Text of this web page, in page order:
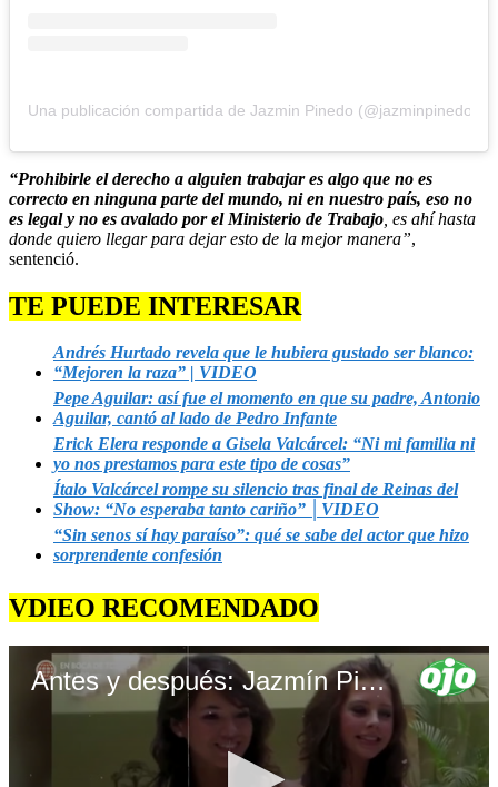
Una publicación compartida de Jazmin Pinedo (@jazminpinedo)
“Prohibirle el derecho a alguien trabajar es algo que no es
correcto en ninguna parte del mundo, ni en nuestro país, eso no
es legal y no es avalado por el Ministerio de Trabajo , es ahí hasta
donde quiero llegar para dejar esto de la mejor manera”,
sentenció.
TE PUEDE INTERESAR
Andrés Hurtado revela que le hubiera gustado ser blanco:
“Mejoren la raza” | VIDEO
Pepe Aguilar: así fue el momento en que su padre, Antonio
Aguilar, cantó al lado de Pedro Infante
Erick Elera responde a Gisela Valcárcel: “Ni mi familia ni
yo nos prestamos para este tipo de cosas”
Ítalo Valcárcel rompe su silencio tras final de Reinas del
Show: “No esperaba tanto cariño” │VIDEO
“Sin senos sí hay paraíso”: qué se sabe del actor que hizo
sorprendente confesión
VDIEO RECOMENDADO
Antes y después: Jazmín Pinedo